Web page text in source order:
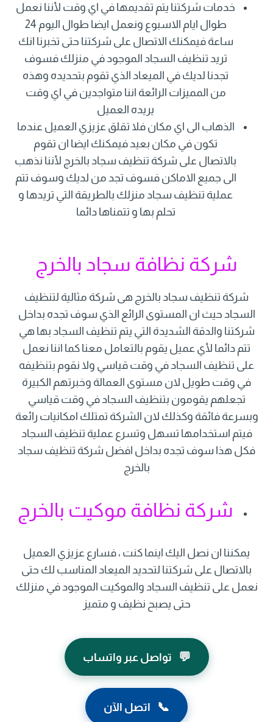
خدمات شركتنا يتم تقديمها في اي وقت لأننا نعمل
طوال ايام الاسبوع ونعمل ايضا طوال اليوم 24
ساعة فيمكنك الاتصال على شركتنا حتى تخبرنا انك
تريد تنظيف السجاد الموجود في منزلك فسوف
تجدنا لديك في الميعاد الذي تقوم بتحديده وهذه
من المميزات الرائعة اننا متواجدين في اي وقت
يريده العميل
الذهاب الى اي مكان فلا تقلق عزيزي العميل عندما
تكون في مكان بعيد فيمكنك ايضا ان تقوم
بالاتصال على شركة تنظيف سجاد بالخرج لأننا نذهب
الى جميع الاماكن فسوف تجد من لديك وسوف تتم
عملية تنظيف سجاد منزلك بالطريقة التي تريدها و
تحلم بها و تتمناها دائما
شركة نظافة سجاد بالخرج
شركة تنظيف سجاد بالخرج هى شركة مثالية لتنظيف
السجاد حيث ان المستوى الرائع الذي سوف تجده بداخل
شركتنا والدقة الشديدة التي يتم تنظيف السجاد بها هي
تتم دائما لأي عميل يقوم بالتعامل معنا كما اننا نعمل
على تنظيف السجاد في وقت قياسي ولا نقوم بتنظيفه
في وقت طويل لان مستوى العمالة وخبرتهم الكبيرة
تجعلهم يقومون بتنظيف السجاد في وقت قياسي
وبسرعة فائقة وكذلك لان الشركة تمتلك امكانيات رائعة
فيتم استخدامها تسهل وتسرع عملية تنظيف السجاد
فكل هذا سوف تجده بداخل افضل شركة تنظيف سجاد
بالخرج
شركة نظافة موكيت بالخرج
يمكننا ان نصل اليك اينما كنت ، فسارع عزيزي العميل
بالاتصال على شركتنا لتحديد الميعاد المناسب لك حتى
نعمل على تنظيف السجاد والموكيت الموجود في منزلك
حتى يصبح نظيف و متميز
💬 تواصل عبر واتساب
📞 اتصل الآن